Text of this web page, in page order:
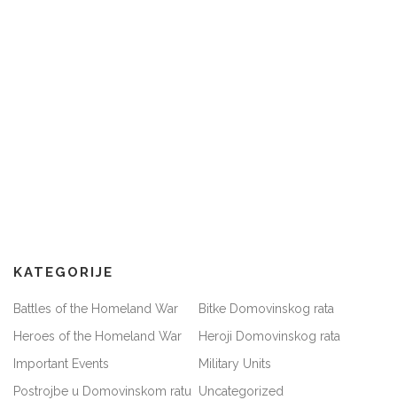
KATEGORIJE
Battles of the Homeland War
Bitke Domovinskog rata
Heroes of the Homeland War
Heroji Domovinskog rata
Important Events
Military Units
Postrojbe u Domovinskom ratu Uncategorized